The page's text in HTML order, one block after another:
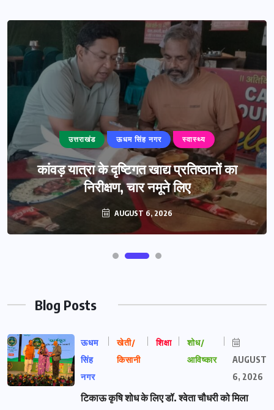
उत्तराखंड ऊधम सिंह नगर स्वास्थ्य
कांवड़ यात्रा के दृष्टिगत खाद्य प्रतिष्ठानों का
निरीक्षण, चार नमूने लिए
AUGUST 6, 2026
Blog Posts
ऊधम
सिंह
नगर
खेती/
किसानी
शिक्षा
शोध/
आविष्कार
AUGUST
6, 2026
टिकाऊ कृषि शोध के लिए डॉ. श्वेता चौधरी को मिला